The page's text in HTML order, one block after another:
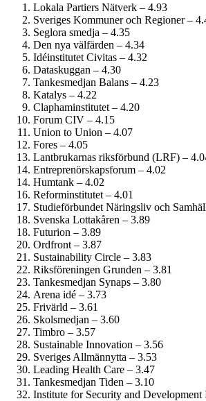
Lokala Partiers Nätverk – 4.93
Sveriges Kommuner och Regioner –
Seglora smedja – 4.35
Den nya välfärden – 4.34
Idéinstitutet Civitas – 4.32
Dataskuggan – 4.30
Tankesmedjan Balans – 4.23
Katalys – 4.22
Clapham­institutet – 4.20
Forum CIV – 4.15
Union to Union – 4.07
Fores – 4.05
Lantbrukarnas riksförbund (LRF) –
Entreprenörskaps­forum – 4.02
Humtank – 4.02
Reform­institutet – 4.01
Studie­förbundet Näringsliv och
Svenska Lottakåren – 3.89
Futurion – 3.89
Ordfront – 3.87
Sustainability Circle – 3.83
Riksföreningen Grunden – 3.81
Tankesmedjan Synaps – 3.80
Arena idé – 3.73
Frivärld – 3.61
Skolsmedjan – 3.60
Timbro – 3.57
Sustainable Innovation – 3.56
Sveriges Allmännytta – 3.53
Leading Health Care – 3.47
Tankesmedjan Tiden – 3.10
Institute for Security and Development